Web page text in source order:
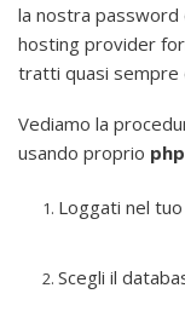
la nostra password
hosting provider
tratti quasi sempre
Vediamo la
usando proprio
Loggati nel
Scegli il